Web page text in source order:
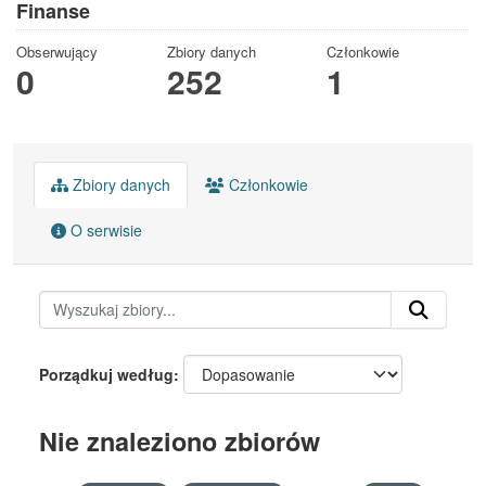
Finanse
Obserwujący
0
Zbiory danych
252
Członkowie
1
Zbiory danych Członkowie
O serwisie
Porządkuj według
Nie znaleziono zbiorów